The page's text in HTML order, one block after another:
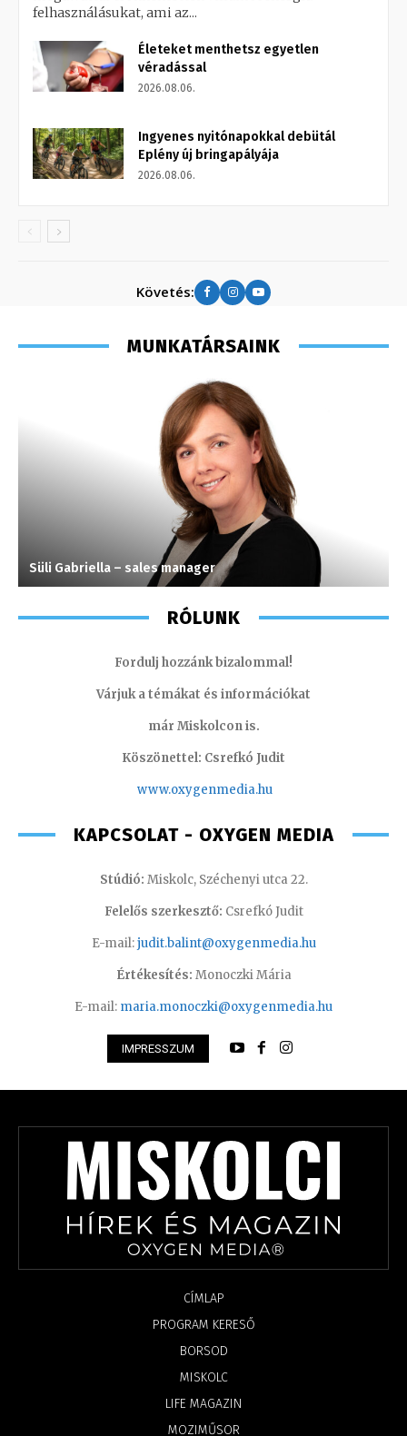
felhasználásukat, ami az...
Életeket menthetsz egyetlen
véradással
2026.08.06.
Ingyenes nyitónapokkal debütál
Eplény új bringapályája
2026.08.06.
Követés:
MUNKATÁRSAINK
Süli Gabriella – sales manager
RÓLUNK
Fordulj hozzánk bizalommal!
Várjuk a témákat és információkat
már Miskolcon is.
Köszönettel: Csrefkó Judit
www.oxygenmedia.hu
KAPCSOLAT - OXYGEN MEDIA
Stúdió: Miskolc, Széchenyi utca 22.
Felelős szerkesztő: Csrefkó Judit
E-mail:judit.balint@oxygenmedia.hu
Értékesítés: Monoczki Mária
E-mail: maria.monoczki@oxygenmedia.hu
IMPRESSZUM
CÍMLAP
PROGRAM KERESŐ
BORSOD
MISKOLC
LIFE MAGAZIN
MOZIMŰSOR